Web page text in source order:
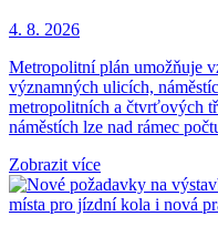
4. 8. 2026
Metropolitní plán umožňuje
významných ulicích,
metropolitních a čtvrťových
náměstích lze nad rámec
Zobrazit více